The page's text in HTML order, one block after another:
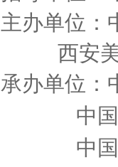
主办单位：
西安美
承办单位：
中
中